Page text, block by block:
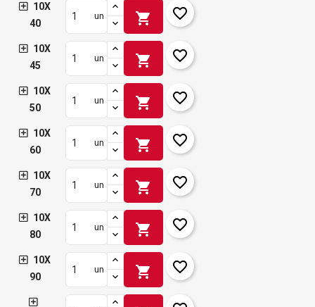
10X
40
un shopping_cart favorite_border
10X
45
un shopping_cart favorite_border
10X
50
un shopping_cart favorite_border
10X
60
un shopping_cart favorite_border
10X
70
un shopping_cart favorite_border
10X
80
un shopping_cart favorite_border
10X
90
un shopping_cart favorite_border